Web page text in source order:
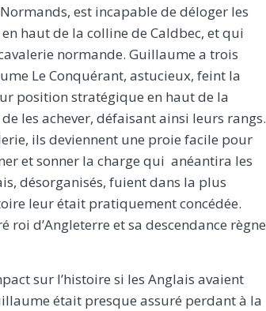
est incapable de déloger les
haut de la colline de Caldbec, et qui
normande. Guillaume a trois
Le Conquérant, astucieux, feint la
position stratégique en haut de la
les achever, défaisant ainsi leurs rangs.
ils deviennent une proie facile pour
et sonner la charge qui anéantira les
désorganisés, fuient dans la plus
leur était pratiquement concédée.
d’Angleterre et sa descendance règne
sur l’histoire si les Anglais avaient
était presque assuré perdant à la